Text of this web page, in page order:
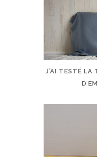
J’AI TESTÉ LA